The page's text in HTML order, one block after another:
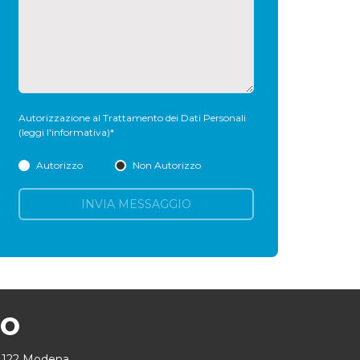
Autorizzazione al Trattamento dei Dati Personali
(leggi l'informativa)*
Autorizzo Non Autorizzo
INVIA MESSAGGIO